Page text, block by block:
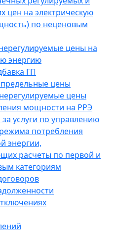
цен на электрическую
по неценовым
цены на
энергию
ГП
цены
цены
мощности на РРЭ
услуги по управлению
потребления
энергии,
расчеты по первой и
категориям